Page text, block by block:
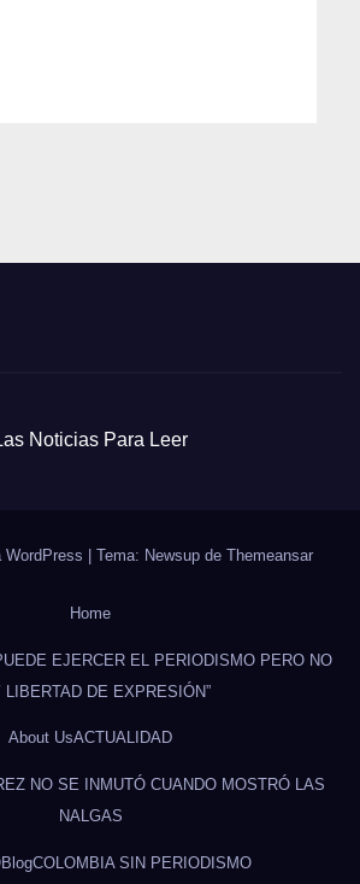
Noticias Para Leer
WordPress | Tema: Newsup de Themeansar
Home
EJERCER EL PERIODISMO PERO NO
LIBERTAD DE EXPRESIÓN”
About UsACTUALIDAD
NO SE INMUTÓ CUANDO MOSTRÓ LAS
NALGAS
BlogCOLOMBIA SIN PERIODISMO